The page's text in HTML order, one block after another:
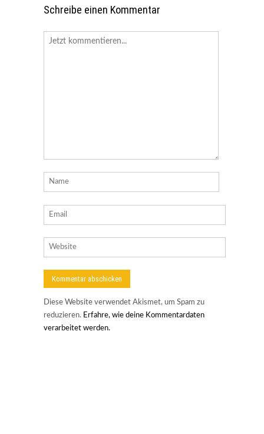
Schreibe einen Kommentar
Diese Website verwendet Akismet, um Spam zu
reduzieren. Erfahre, wie deine Kommentardaten
verarbeitet werden.